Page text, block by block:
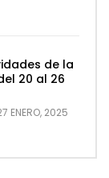
de la
20 al 26
ENERO, 2025